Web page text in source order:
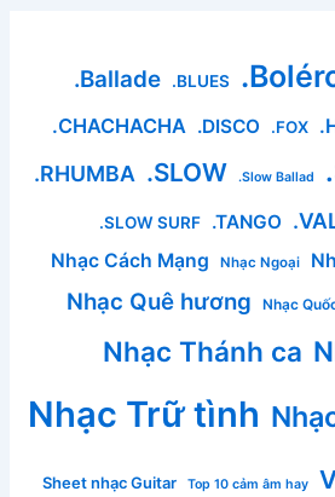
.Ballade .BLUES
.CHACHACHA .DISCO .FOX
.RHUMBA .SLOW .Slow Ballad
.SLOW SURF .TANGO
Nhạc Cách Mạng Nhạc Ngoại
Nhạc Quê hương Nhạc
Nhạc Thánh ca
Nhạc Trữ tình
Sheet nhạc Guitar Top 10 cảm âm hay